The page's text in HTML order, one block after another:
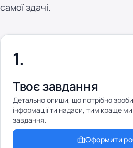
самої здачі.
Твоє завдання
Детально опиши, що потрібно
інформації ти надаси, тим краще
завдання.
Оформити